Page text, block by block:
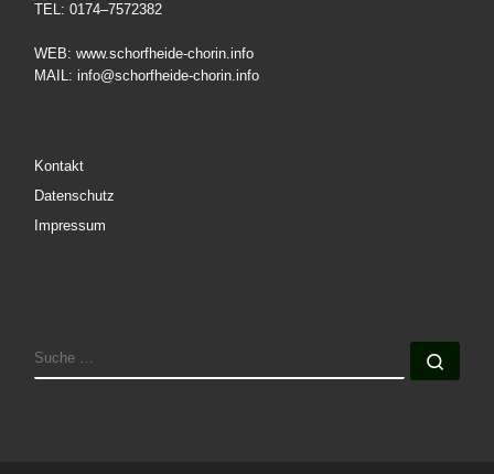
TEL: 0174–7572382
WEB: www.schorfheide-chorin.info
MAIL: info@schorfheide-chorin.info
Kontakt
Datenschutz
Impressum
SUCHE